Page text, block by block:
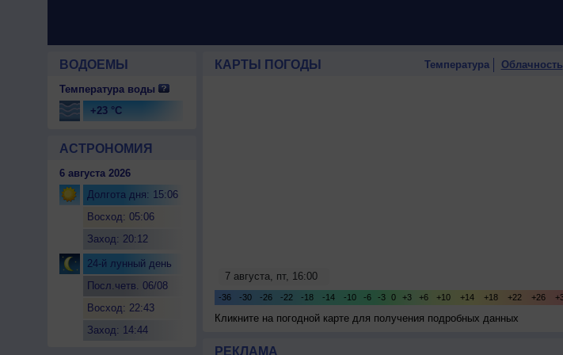
ВОДОЕМЫ
Температура воды
+23 °C
АСТРОНОМИЯ
6 августа 2026
Долгота дня: 15:06
Восход: 05:06
Заход: 20:12
24-й лунный день
Посл.четв. 06/08
Восход: 22:43
Заход: 14:44
КАРТЫ ПОГОДЫ Температура Облачность
Кликните на погодной карте для получения подробных данных
РЕКЛАМА